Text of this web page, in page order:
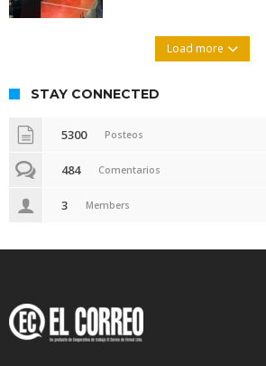
Load more
STAY CONNECTED
5300 Posteos
484 Comentarios
3 Members